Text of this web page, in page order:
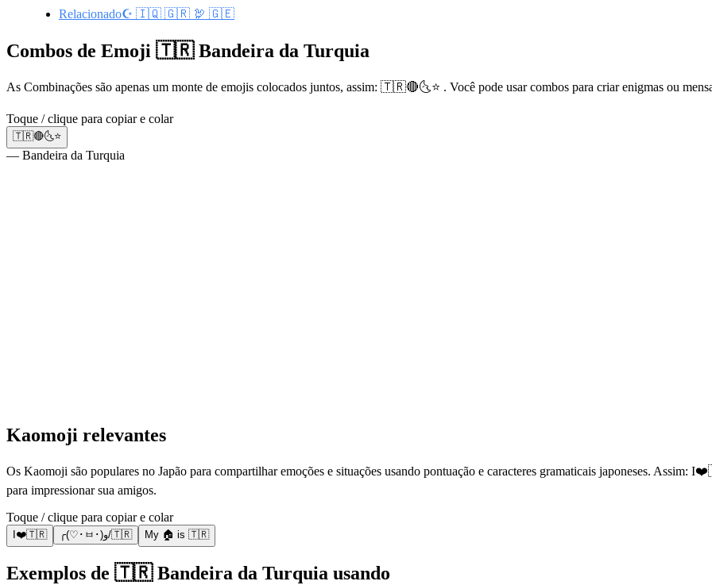
Relacionado☪️ 🇮🇶 🇬🇷 🦃 🇬🇪
Combos de Emoji 🇹🇷 Bandeira da Turquia
As Combinações são apenas um monte de emojis colocados juntos, assim: 🇹🇷🔴🌜⭐ . Você pode usar combos para criar enigmas ou
Toque / clique para copiar e colar
🇹🇷🔴🌜⭐
— Bandeira da Turquia
Kaomoji relevantes
Os Kaomoji são populares no Japão para compartilhar emoções e situações usando pontuação e caracteres gramaticais japoneses.
para impressionar sua amigos.
Toque / clique para copiar e colar
I❤️🇹🇷 ╭(♡･ㅂ･)و/🇹🇷 My 🏠 is 🇹🇷
Exemplos de 🇹🇷 Bandeira da Turquia usando